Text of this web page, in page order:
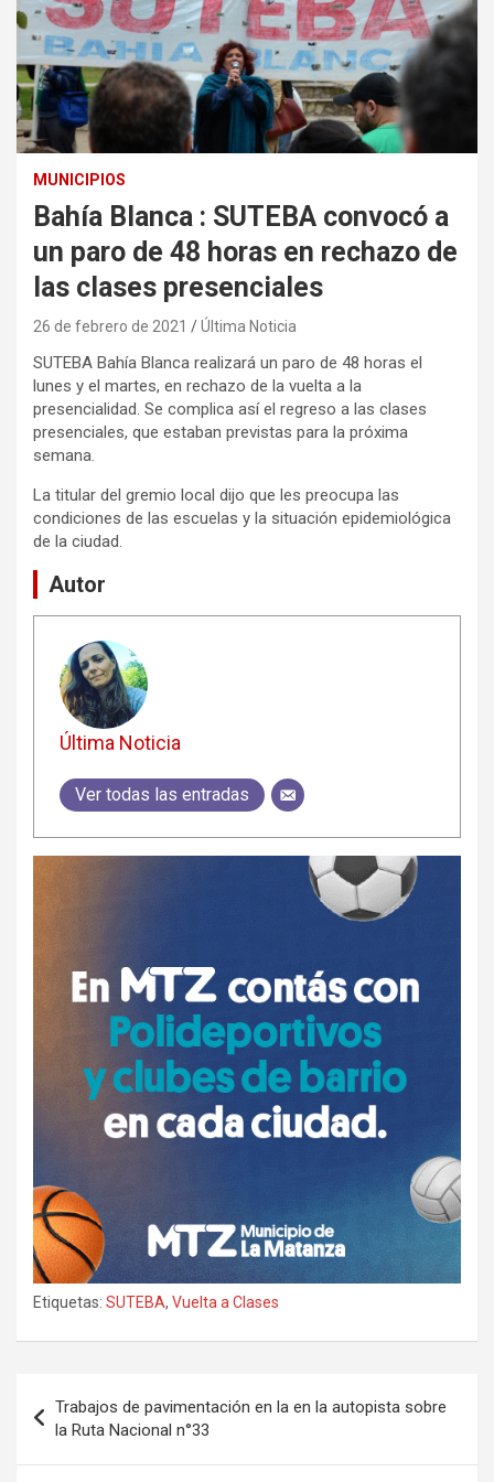
MUNICIPIOS
Bahía Blanca : SUTEBA convocó a
un paro de 48 horas en rechazo de
las clases presenciales
26 de febrero de 2021 Última Noticia
SUTEBA Bahía Blanca realizará un paro de 48 horas el
lunes y el martes, en rechazo de la vuelta a la
presencialidad. Se complica así el regreso a las clases
presenciales, que estaban previstas para la próxima
semana.
La titular del gremio local dijo que les preocupa las
condiciones de las escuelas y la situación epidemiológica
de la ciudad.
Autor
Última Noticia
Ver todas las entradas
Etiquetas: SUTEBA, Vuelta a Clases
de
entradas
Trabajos de pavimentación en la en la autopista sobre
la Ruta Nacional n°33